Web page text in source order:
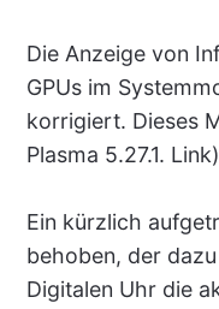
Die Anzeige von
GPUs im
korrigiert. Dieses
Plasma 5.27.1. Link)
Ein kürzlich
behoben, der
Digitalen Uhr die